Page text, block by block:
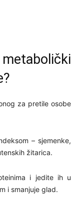
za pretile osobe
– sjemenke,
žitarica.
i jedite ih u
i smanjuje glad.